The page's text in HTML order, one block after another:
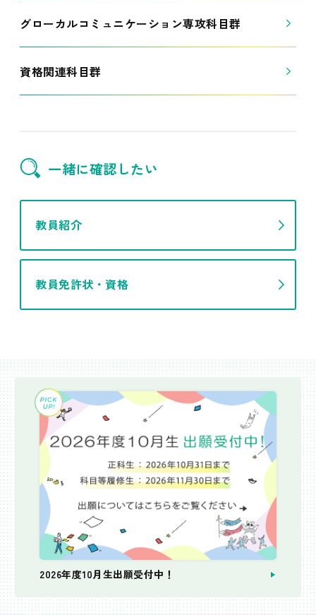
グローカルコミュニケーション専攻科目群
資格関連科目群
一緒に確認したい
教員紹介
教員免許状・資格
2026年度10月生出願受付中！